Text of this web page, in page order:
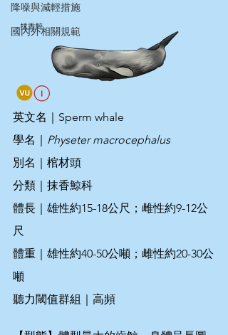
降噪與減輕措施
國內外相關規範
英文名｜Sperm whale
學名｜ Physeter macrocephalus
別名｜棺材頭
分類｜抹香鯨科
體長｜雄性約15-18公尺；雌性約9-12公
尺
體重｜雄性約40-50公噸；雌性約20-30公
噸
聽力閾值群組｜高頻